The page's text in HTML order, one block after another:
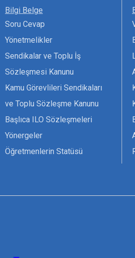
Bilgi Belge
Soru Cevap
Yönetmelikler
Sendikalar ve Toplu İş
Sözleşmesi Kanunu
Kamu Görevlileri Sendikaları
ve Toplu Sözleşme Kanunu
Başlıca ILO Sözleşmeleri
Yönergeler
Öğretmenlerin Statüsü
Seçim Formları